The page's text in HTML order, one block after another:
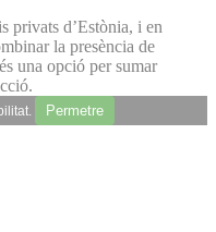
privats d’Estònia, i en
la presència de
una opció per sumar
Permetre